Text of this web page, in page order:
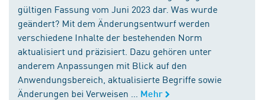
gültigen Fassung vom Juni 2023 dar. Was wurde
geändert? Mit dem Änderungsentwurf werden
verschiedene Inhalte der bestehenden Norm
aktualisiert und präzisiert. Dazu gehören unter
anderem Anpassungen mit Blick auf den
Anwendungsbereich, aktualisierte Begriffe sowie
Änderungen bei Verweisen ...
Mehr